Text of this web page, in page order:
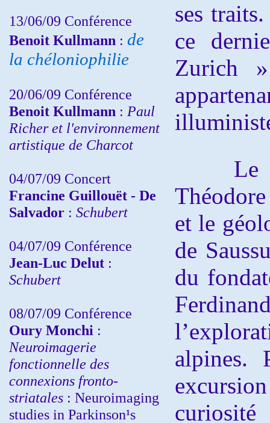
13/06/09 Conférence
Benoit Kullmann : de
la chéloniophilie
20/06/09 Conférence
Benoit Kullmann : Paul
Richer et l'environnement
artistique de Charcot
04/07/09 Concert
Francine Guillouët - De
Salvador : Schubert
04/07/09 Conférence
Jean-Luc Delut :
Schubert
08/07/09 Conférence
Oury Monchi :
Neuroimagerie
fonctionnelle des
connexions fronto-
striatales : Neuroimaging
studies in Parkinson¹s
ses
ce
Zurich
Le
et le
de
du
alpines.